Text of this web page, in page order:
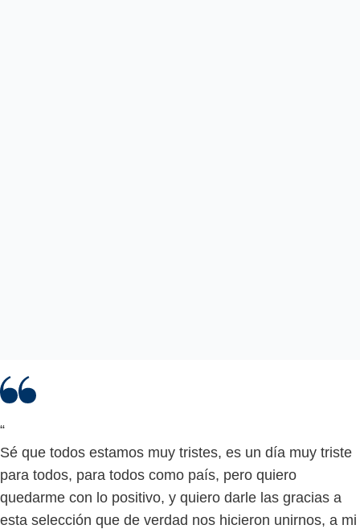
“
Sé que todos estamos muy tristes, es un día muy triste
para todos, para todos como país, pero quiero
quedarme con lo positivo, y quiero darle las gracias a
esta selección que de verdad nos hicieron unirnos, a mi